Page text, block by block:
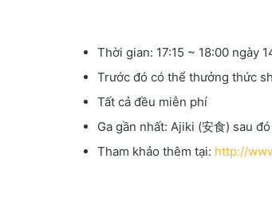
Thời gian: 17:15 ~ 18:00 ngày
Trước đó có thể thưởng thức
Tất cả đều miễn phí
Ga gần nhất: Ajiki (安食) sau
Tham khảo thêm tại: http://